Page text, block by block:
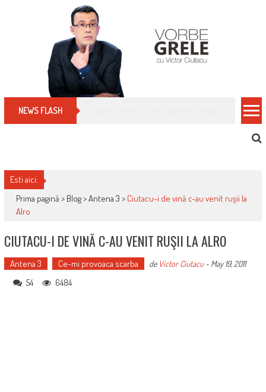
NEWS FLASH Cum îți schimbi, rapid, gratuit și eficient,
Esti aici:
Prima pagină > Blog>Antena 3 > Ciutacu-i de vină c-au venit ruşii la
Alro
CIUTACU-I DE VINĂ C-AU VENIT RUŞII LA ALRO
Antena 3 Ce-mi provoaca scarba de Victor Ciutacu- May 19, 2011
54 6484